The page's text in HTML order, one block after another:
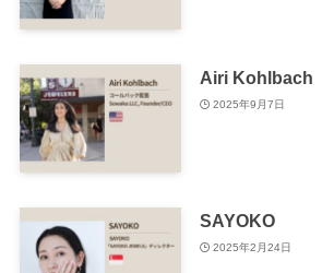
Airi Kohlbach
2025年9月7日
SAYOKO
2025年2月24日